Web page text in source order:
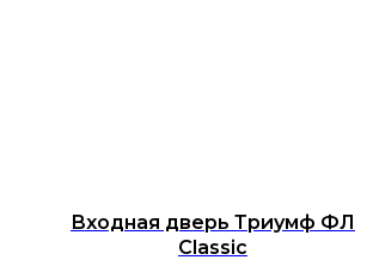
Входная дверь Триумф ФЛ
Classic